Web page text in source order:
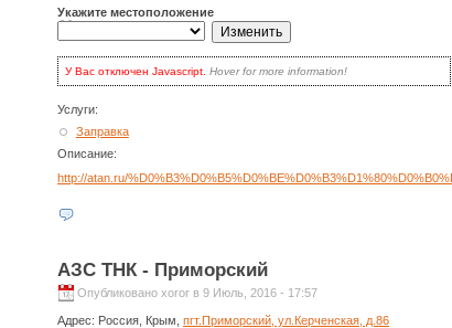
Укажите местоположение
У Вас отключен Javascript. Hover for more information!
для волнения: вы по-прежнему можете пользоваться сайтом! У Вас
включить Javascript
Кликать на кнопке
выбора.
Услуги:
Заправка
Описание:
http://atan.ru/
АЗС ТНК - Приморский
Опубликовано xoror в 9 Июль, 2016 - 17:57
Адрес: Россия, Крым, пгт.Приморский, ул.Керченская, д.86